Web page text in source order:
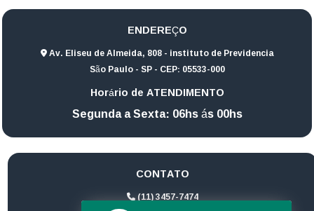
ENDEREÇO
Av. Eliseu de Almeida, 808 - instituto de Previdencia
São Paulo - SP - CEP: 05533-000
Horário de ATENDIMENTO
Segunda a Sexta: 06hs ás 00hs
CONTATO
(11) 3457-7474